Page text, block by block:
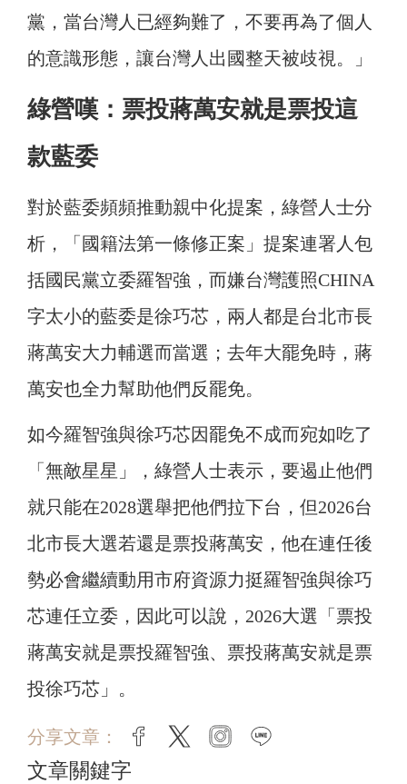
黨，當台灣人已經夠難了，不要再為了個人
的意識形態，讓台灣人出國整天被歧視。」
綠營嘆：票投蔣萬安就是票投這
款藍委
對於藍委頻頻推動親中化提案，綠營人士分
析，「國籍法第一條修正案」提案連署人包
括國民黨立委羅智強，而嫌台灣護照CHINA
字太小的藍委是徐巧芯，兩人都是台北市長
蔣萬安大力輔選而當選；去年大罷免時，蔣
萬安也全力幫助他們反罷免。
如今羅智強與徐巧芯因罷免不成而宛如吃了
「無敵星星」，綠營人士表示，要遏止他們
就只能在2028選舉把他們拉下台，但2026台
北市長大選若還是票投蔣萬安，他在連任後
勢必會繼續動用市府資源力挺羅智強與徐巧
芯連任立委，因此可以說，2026大選「票投
蔣萬安就是票投羅智強、票投蔣萬安就是票
投徐巧芯」。
分享文章： facebook
twitter instagram
文章關鍵字